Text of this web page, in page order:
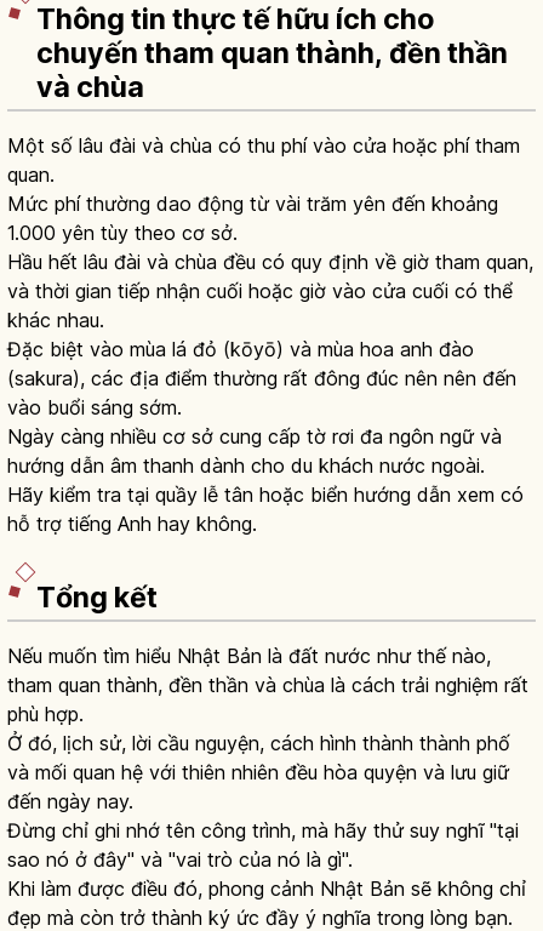
Thông tin thực tế hữu ích cho
chuyến tham quan thành, đền thần
và chùa
Một số lâu đài và chùa có thu phí vào cửa hoặc phí tham
quan.
Mức phí thường dao động từ vài trăm yên đến khoảng
1.000 yên tùy theo cơ sở.
Hầu hết lâu đài và chùa đều có quy định về giờ tham quan,
và thời gian tiếp nhận cuối hoặc giờ vào cửa cuối có thể
khác nhau.
Đặc biệt vào mùa lá đỏ (kōyō) và mùa hoa anh đào
(sakura), các địa điểm thường rất đông đúc nên nên đến
vào buổi sáng sớm.
Ngày càng nhiều cơ sở cung cấp tờ rơi đa ngôn ngữ và
hướng dẫn âm thanh dành cho du khách nước ngoài.
Hãy kiểm tra tại quầy lễ tân hoặc biển hướng dẫn xem có
hỗ trợ tiếng Anh hay không.
Tổng kết
Nếu muốn tìm hiểu Nhật Bản là đất nước như thế nào,
tham quan thành, đền thần và chùa là cách trải nghiệm rất
phù hợp.
Ở đó, lịch sử, lời cầu nguyện, cách hình thành thành phố
và mối quan hệ với thiên nhiên đều hòa quyện và lưu giữ
đến ngày nay.
Đừng chỉ ghi nhớ tên công trình, mà hãy thử suy nghĩ "tại
sao nó ở đây" và "vai trò của nó là gì".
Khi làm được điều đó, phong cảnh Nhật Bản sẽ không chỉ
đẹp mà còn trở thành ký ức đầy ý nghĩa trong lòng bạn.